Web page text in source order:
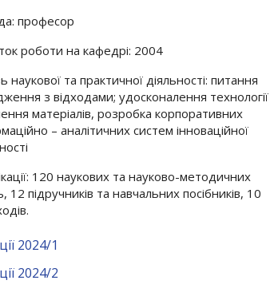
професор
роботи на кафедрі: 2004
наукової та практичної діяльності: питання
з відходами; удосконалення технології
матеріалів, розробка корпоративних
– аналітичних систем інноваційної
120 наукових та науково-методичних
12 підручників та навчальних посібників, 10
2024/1
2024/2